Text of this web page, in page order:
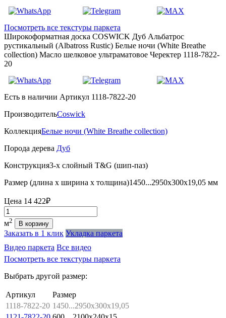
Посмотреть все текстуры паркета
Широкоформатная доска COSWICK Дуб Альбатрос
рустикальный (Albatross Rustic) Белые ночи (White Breathe
collection) Масло шелковое ультраматовое Черектер 1118-7822-
20
Есть в наличии Артикул 1118-7822-20
ПроизводительCoswick
КоллекцияБелые ночи (White Breathe collection)
Порода дерева Дуб
Конструкция3-х слойный T&G (шип-паз)
Размер (длина х ширина х толщина)1450...2950х300х19,05 мм
Цена 14 422₽
Количество
м2 В корзину
Заказать в 1 клик Укладка паркета
Видео паркета Все видео
Посмотреть все текстуры паркета
Выбрать другой размер:
Артикул
Размер
1118-7822-20 1450...2950x300x19,05